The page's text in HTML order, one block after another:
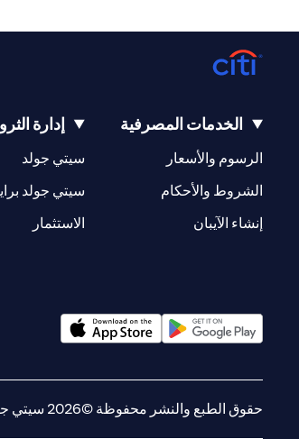
الخدمات المصرفية
الرسوم والأسعار
الشروط والأحكام
إنشاء الآيبان
إدارة
سيتي جولد
سيتي جولد
الاستثمار
حقوق الطبع والنشر محفوظة ©2026 سيتي جروب انك.